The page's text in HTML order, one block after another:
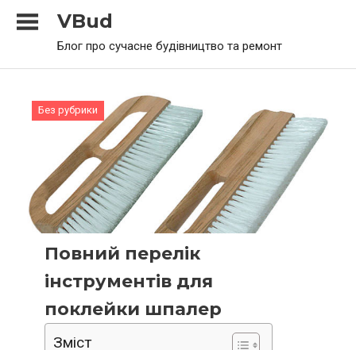
VBud
Блог про сучасне будівництво та ремонт
Без рубрики
Повний перелік
інструментів для
поклейки шпалер
Зміст